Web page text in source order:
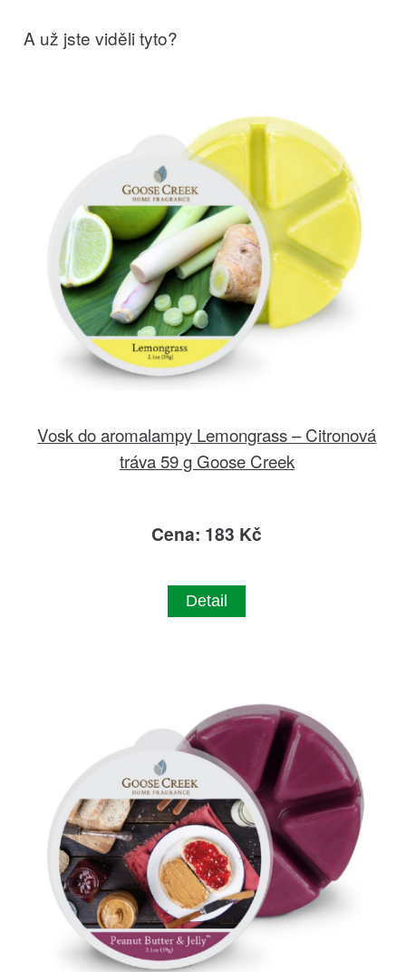
A už jste viděli tyto?
Vosk do aromalampy Lemongrass – Citronová
tráva 59 g Goose Creek
Cena: 183 Kč
Detail